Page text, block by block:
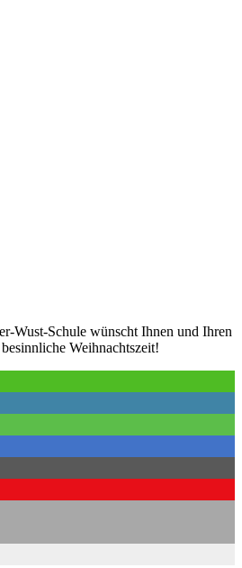
Wust-Schule wünscht Ihnen und Ihren
Weihnachtszeit!